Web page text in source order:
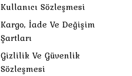
Kullanıcı Sözleşmesi
Kargo, İade Ve Değişim
Şartları
Gizlilik Ve Güvenlik
Sözleşmesi